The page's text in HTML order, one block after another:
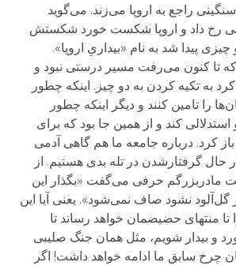
راجع به اروپا می‌زند. می‌گوید
رخ داد و اروپا شکست خورد شکستش
چیزی پیدا شد به نام «بیداریِ اروپا».
تا کنون می‌رفت مسیر درستی نبود و
به تکیه کردن به دو چیز. اینکه چطور
را تامین کنند و دیگر اینکه چطور
کند و از همین جا بود که برای
کرد. درباره جامعه ما هم گاهی آدمی
حال گرفتارشدن در تله بدی هستیم. از
مادربزرگم حرفی می‌گفت «بگذار این
گل‌آلود نشود صاف نمی‌شود». یعنی آیا این
منتهای حضیضمان خواهد رساند تا
و بیدار شویم، مثل همان جنگ صلیبی
چرخ سابق ما ادامه خواهد داشت! اگر